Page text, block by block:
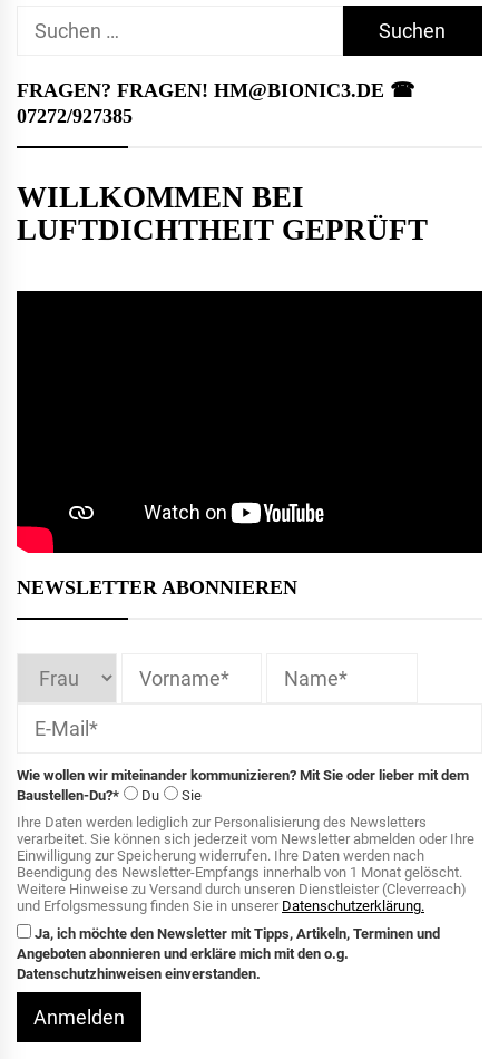
Suchen
FRAGEN? FRAGEN! HM@BIONIC3.DE ☎︎
07272/927385
WILLKOMMEN BEI
LUFTDICHTHEIT GEPRÜFT
NEWSLETTER ABONNIEREN
Wie wollen wir miteinander kommunizieren? Mit Sie oder lieber mit dem
Baustellen-Du?*
Du
Sie
Ihre Daten werden lediglich zur Personalisierung des Newsletters
verarbeitet. Sie können sich jederzeit vom Newsletter abmelden oder Ihre
Einwilligung zur Speicherung widerrufen. Ihre Daten werden nach
Beendigung des Newsletter-Empfangs innerhalb von 1 Monat gelöscht.
Weitere Hinweise zu Versand durch unseren Dienstleister (Cleverreach)
und Erfolgsmessung finden Sie in unserer Datenschutzerklärung.
Ja, ich möchte den Newsletter mit Tipps, Artikeln, Terminen und
Angeboten abonnieren und erkläre mich mit den o.g.
Datenschutzhinweisen einverstanden.
Anmelden